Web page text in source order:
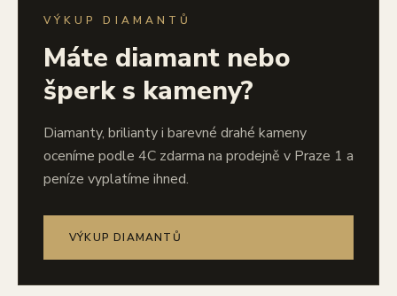
VÝKUP DIAMANTŮ
Máte diamant nebo
šperk s kameny?
Diamanty, brilianty i barevné drahé kameny
oceníme podle 4C zdarma na prodejně v Praze 1 a
peníze vyplatíme ihned.
VÝKUP DIAMANTŮ